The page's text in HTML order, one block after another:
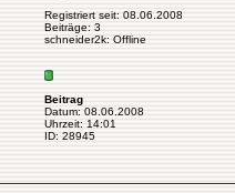
Registriert seit: 08.06.2008
Beiträge: 3
schneider2k: Offline
Beitrag
Datum: 08.06.2008
Uhrzeit: 14:01
ID: 28945